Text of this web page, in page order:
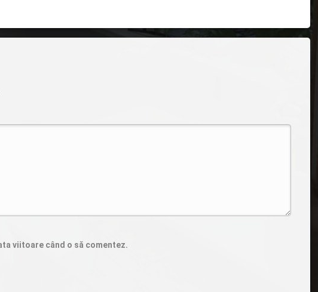
viitoare când o să comentez.